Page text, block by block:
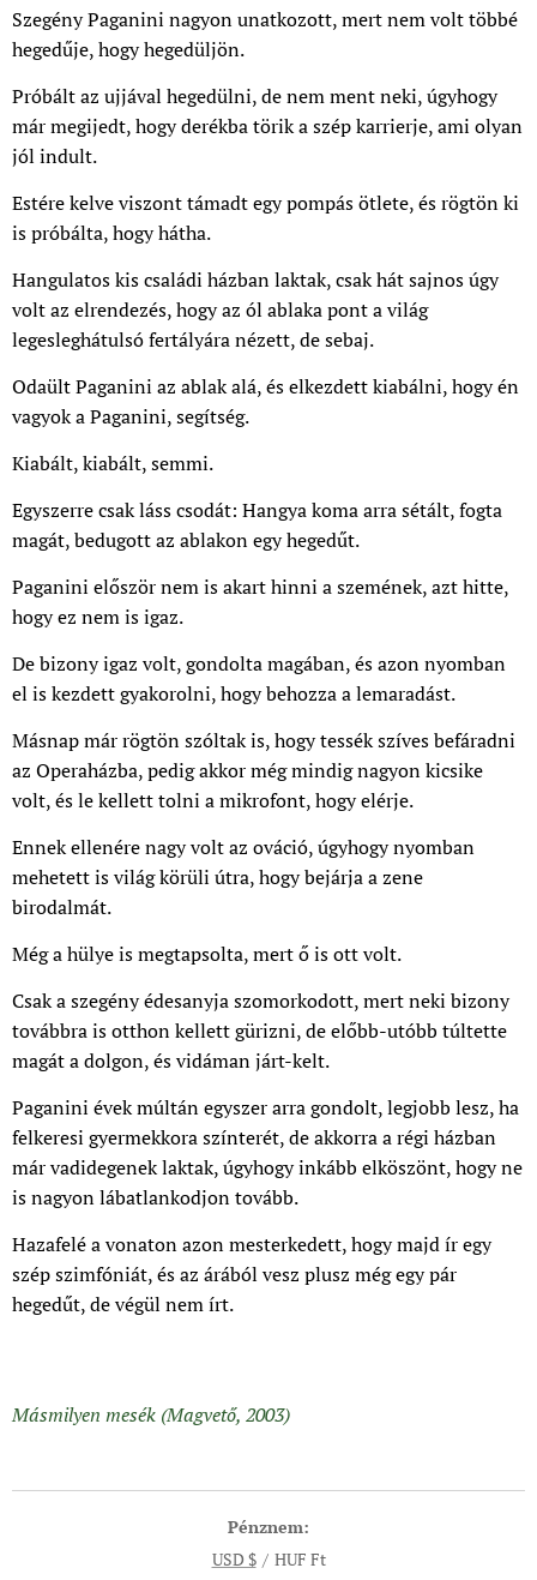
Szegény Paganini nagyon unatkozott, mert nem volt többé
hegedűje, hogy hegedüljön.
Próbált az ujjával hegedülni, de nem ment neki, úgyhogy
már megijedt, hogy derékba törik a szép karrierje, ami olyan
jól indult.
Estére kelve viszont támadt egy pompás ötlete, és rögtön ki
is próbálta, hogy hátha.
Hangulatos kis családi házban laktak, csak hát sajnos úgy
volt az elrendezés, hogy az ól ablaka pont a világ
legesleghátulsó fertályára nézett, de sebaj.
Odaült Paganini az ablak alá, és elkezdett kiabálni, hogy én
vagyok a Paganini, segítség.
Kiabált, kiabált, semmi.
Egyszerre csak láss csodát: Hangya koma arra sétált, fogta
magát, bedugott az ablakon egy hegedűt.
Paganini először nem is akart hinni a szemének, azt hitte,
hogy ez nem is igaz.
De bizony igaz volt, gondolta magában, és azon nyomban
el is kezdett gyakorolni, hogy behozza a lemaradást.
Másnap már rögtön szóltak is, hogy tessék szíves befáradni
az Operaházba, pedig akkor még mindig nagyon kicsike
volt, és le kellett tolni a mikrofont, hogy elérje.
Ennek ellenére nagy volt az ováció, úgyhogy nyomban
mehetett is világ körüli útra, hogy bejárja a zene
birodalmát.
Még a hülye is megtapsolta, mert ő is ott volt.
Csak a szegény édesanyja szomorkodott, mert neki bizony
továbbra is otthon kellett gürizni, de előbb-utóbb túltette
magát a dolgon, és vidáman járt-kelt.
Paganini évek múltán egyszer arra gondolt, legjobb lesz, ha
felkeresi gyermekkora színterét, de akkorra a régi házban
már vadidegenek laktak, úgyhogy inkább elköszönt, hogy ne
is nagyon lábatlankodjon tovább.
Hazafelé a vonaton azon mesterkedett, hogy majd ír egy
szép szimfóniát, és az árából vesz plusz még egy pár
hegedűt, de végül nem írt.
Másmilyen mesék (Magvető, 2003)
Pénznem
USD $
HUF Ft